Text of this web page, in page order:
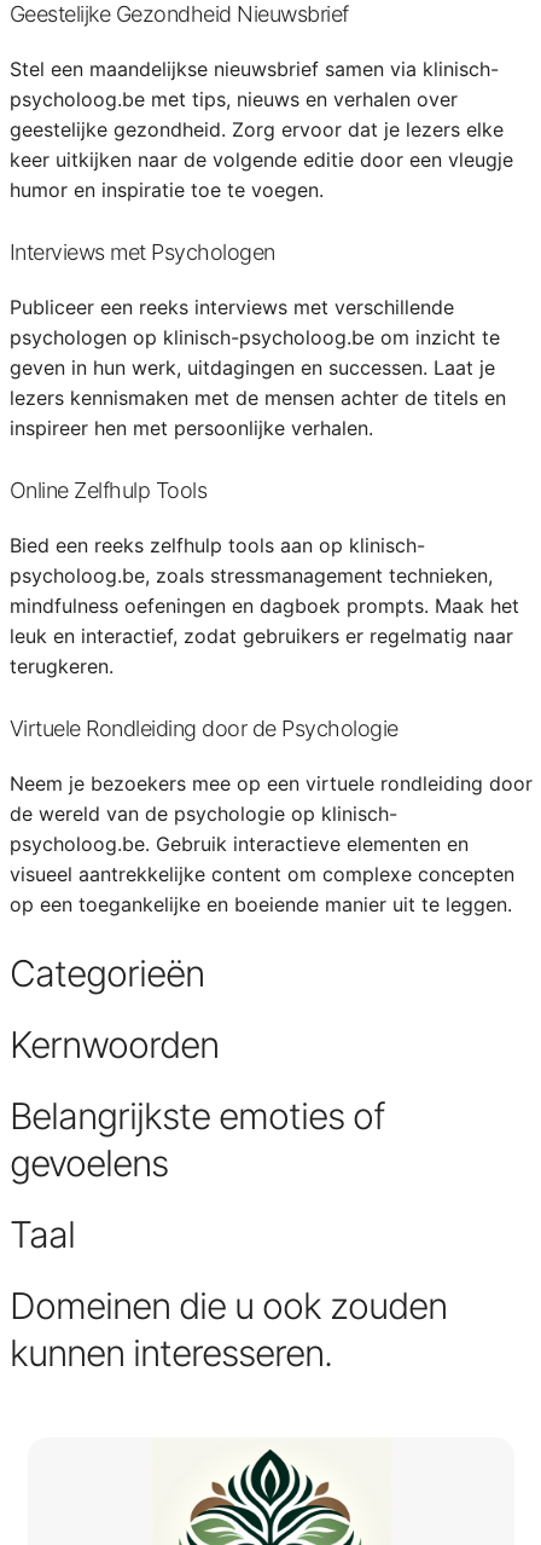
Geestelijke Gezondheid Nieuwsbrief
Stel een maandelijkse nieuwsbrief samen via klinisch-
psycholoog.be met tips, nieuws en verhalen over
geestelijke gezondheid. Zorg ervoor dat je lezers elke
keer uitkijken naar de volgende editie door een vleugje
humor en inspiratie toe te voegen.
Interviews met Psychologen
Publiceer een reeks interviews met verschillende
psychologen op klinisch-psycholoog.be om inzicht te
geven in hun werk, uitdagingen en successen. Laat je
lezers kennismaken met de mensen achter de titels en
inspireer hen met persoonlijke verhalen.
Online Zelfhulp Tools
Bied een reeks zelfhulp tools aan op klinisch-
psycholoog.be, zoals stressmanagement technieken,
mindfulness oefeningen en dagboek prompts. Maak het
leuk en interactief, zodat gebruikers er regelmatig naar
terugkeren.
Virtuele Rondleiding door de Psychologie
Neem je bezoekers mee op een virtuele rondleiding door
de wereld van de psychologie op klinisch-
psycholoog.be. Gebruik interactieve elementen en
visueel aantrekkelijke content om complexe concepten
op een toegankelijke en boeiende manier uit te leggen.
Categorieën
Kernwoorden
Belangrijkste emoties of
gevoelens
Taal
Domeinen die u ook zouden
kunnen interesseren.